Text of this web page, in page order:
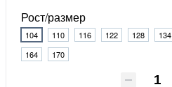
Рост/размер
104 110 116 122 128 134
164
170